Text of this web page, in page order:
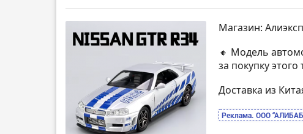
Магазин:
🔸 Модель
за покупку
Доставка из
Реклама. ООО